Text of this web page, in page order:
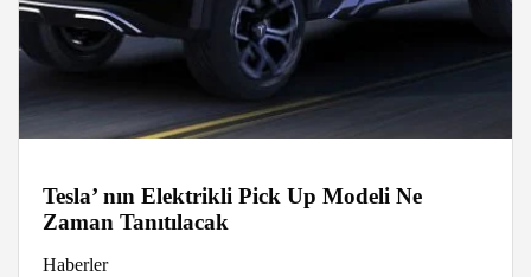
Tesla’ nın Elektrikli Pick Up Modeli Ne
Zaman Tanıtılacak
Haberler